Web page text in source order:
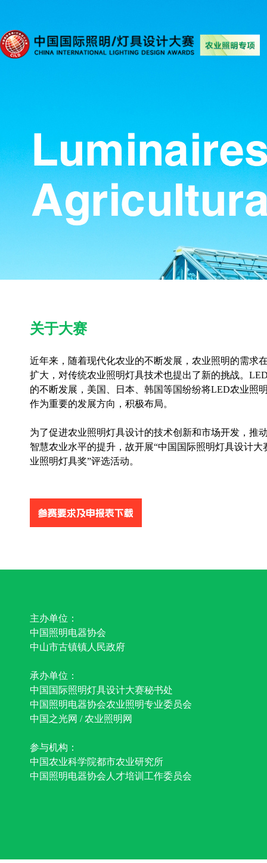
关于大赛
近年来，随着现代化农业的不断发展，农业照明的需求
扩大，对传统农业照明灯具技术也提出了新的挑战。
的不断发展，美国、日本、韩国等国纷纷将LED农业照
作为重要的发展方向，积极布局。
为了促进农业照明灯具设计的技术创新和市场开发，推
智慧农业水平的提升，故开展“中国国际照明灯具设计大
业照明灯具奖”评选活动。
主办单位：
中国照明电器协会
中山市古镇镇人民政府
承办单位：
中国国际照明灯具设计大赛秘书处
中国照明电器协会农业照明专业委员会
中国之光网 / 农业照明网
参与机构：
中国农业科学院都市农业研究所
中国照明电器协会人才培训工作委员会